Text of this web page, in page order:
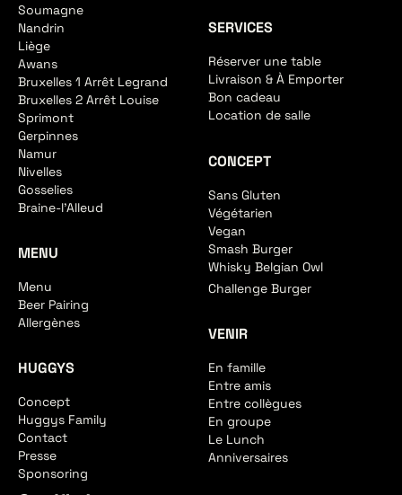
Soumagne
Nandrin
Liège
Awans
Bruxelles 1 Arrêt Legrand
Bruxelles 2 Arrêt Louise
Sprimont
Gerpinnes
Namur
Nivelles
Gosselies
Braine-l'Alleud
MENU
Menu
Beer Pairing
Allergènes
HUGGYS
Concept
Huggys Family
Contact
Presse
Sponsoring
SERVICES
Réserver une table
Livraison & À Emporter
Bon cadeau
Location de salle
CONCEPT
Sans Gluten
Végétarien
Vegan
Smash Burger
Whisky Belgian Owl
Challenge Burger
VENIR
En famille
Entre amis
Entre collègues
En groupe
Le Lunch
Anniversaires